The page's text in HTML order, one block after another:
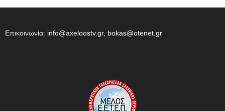
Επικοινωνία: info@axeloostv.gr, bokas@otenet.gr